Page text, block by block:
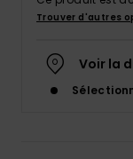
Trouver d'autres
Voir la